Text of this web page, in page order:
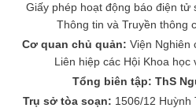
Giấy phép hoạt động báo điện
Thông tin và Truyền thông
Cơ quan chủ quản: Viện Nghiên
Liên hiệp các Hội Khoa học
Tổng biên tập: ThS
Trụ sở tòa soạn: 1506/12 Huỳnh